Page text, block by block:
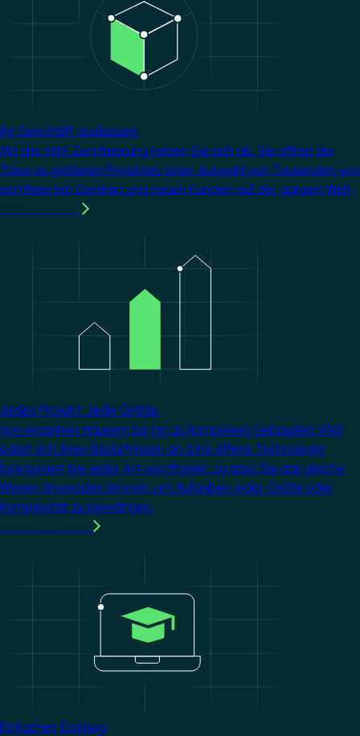
Ihr Geschäft ausbauen
Mit der KNX Zertifizierung heben Sie sich ab. Sie öffnet die
Türen zu größeren Projekten, einer Auswahl von Tausenden von
zertifizierten Geräten und neuen Kunden auf der ganzen Welt.
Jedes Projekt. Jede Größe.
Von einzelnen Häusern bis hin zu komplexen Gebäuden, KNX
passt sich Ihren Bedürfnissen an. Eine offene Technologie
funktioniert bei jeder Art von Projekt, so dass Sie das gleiche
Wissen anwenden können, um Aufgaben jeder Größe oder
Komplexität zu bewältigen.
Einfacher Einstieg